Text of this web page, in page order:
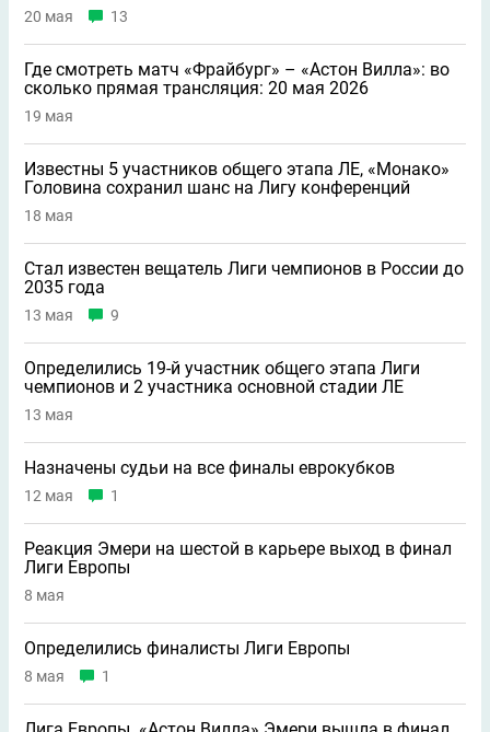
20 мая 13
Где смотреть матч «Фрайбург» – «Астон Вилла»: во
сколько прямая трансляция: 20 мая 2026
19 мая
Известны 5 участников общего этапа ЛЕ, «Монако»
Головина сохранил шанс на Лигу конференций
18 мая
Стал известен вещатель Лиги чемпионов в России до
2035 года
13 мая 9
Определились 19-й участник общего этапа Лиги
чемпионов и 2 участника основной стадии ЛЕ
13 мая
Назначены судьи на все финалы еврокубков
12 мая 1
Реакция Эмери на шестой в карьере выход в финал
Лиги Европы
8 мая
Определились финалисты Лиги Европы
8 мая 1